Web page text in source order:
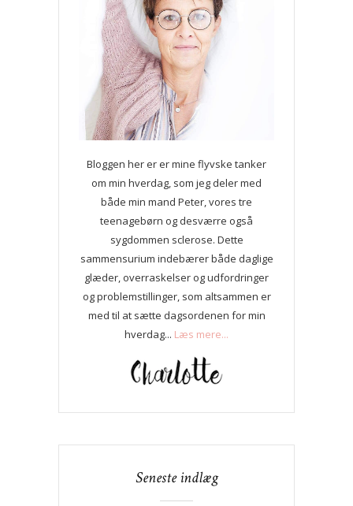
Bloggen her er er mine flyvske tanker
om min hverdag, som jeg deler med
både min mand Peter, vores tre
teenagebørn og desværre også
sygdommen sclerose. Dette
sammensurium indebærer både daglige
glæder, overraskelser og udfordringer
og problemstillinger, som altsammen er
med til at sætte dagsordenen for min
hverdag... Læs mere...
Seneste indlæg